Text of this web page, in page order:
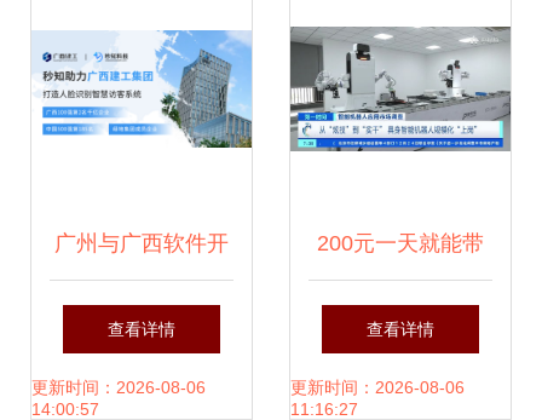
松访谈
广州与广西软件开
发 秒知科技的差异
化深耕
查看详情
更新时间：2026-08-06
14:00:57
200元一天就能带
个机器人回家，具
身智能加速走进生
查看详情
更新时间：2026-08-06
11:16:27